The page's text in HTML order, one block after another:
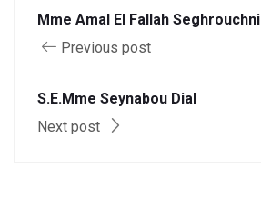
Mme Amal El Fallah Seghrouchni
Previous post
S.E.Mme Seynabou Dial
Next post